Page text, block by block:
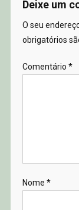
Deixe um
O seu
obrigatórios
Comentário *
Nome *